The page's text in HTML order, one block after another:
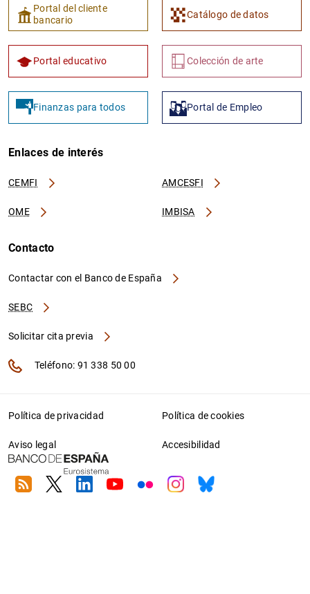
Portal del cliente
bancario
Catálogo de datos
Portal educativo Colección de arte
Finanzas para todos Portal de Empleo
Enlaces de interés
CEMFI AMCESFI
OME IMBISA
Contacto
Contactar con el Banco de España
SEBC
Solicitar cita previa
Teléfono: 91 338 50 00
Política de privacidad Política de cookies
Aviso legal Accesibilidad
RSS TwitterLinkedin
YoutubeFlickrInstagram
Bluesky